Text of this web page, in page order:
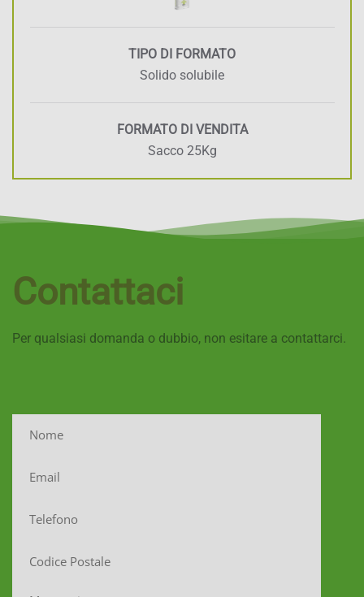
TIPO DI FORMATO
Solido solubile
FORMATO DI VENDITA
Sacco 25Kg
Contattaci
Per qualsiasi domanda o dubbio, non esitare a contattarci.